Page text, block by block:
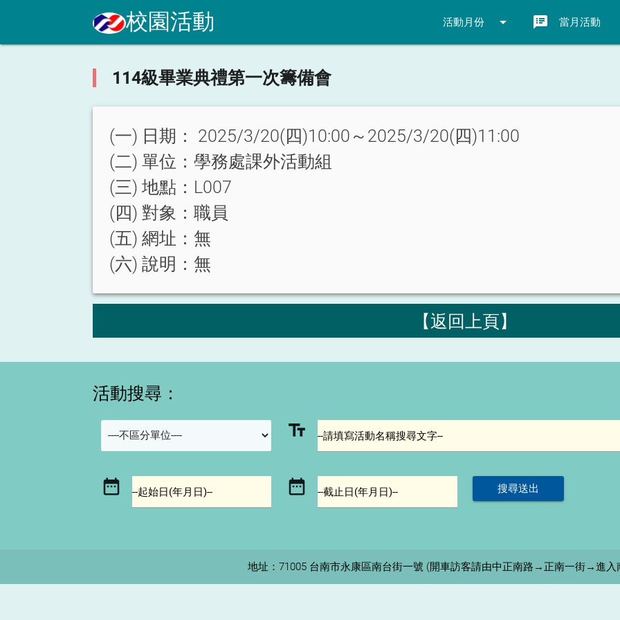
校園活動 活動月份 arrow_drop_down 當月活動
speaker_notes
114級畢業典禮第一次籌備會
(一) 日期： 2025/3/20(四)10:00～2025/3/20(四)11:00
(二) 單位：學務處課外活動組
(三) 地點： L007
(四) 對象：職員
(五) 網址：無
(六) 說明：無
【返回上頁】
活動搜尋：
text_fields --請填寫活動名稱搜尋文字--
date_range --起始日(年月日)-- date_range --截止日(年月日)--
地址：71005 台南市永康區南台街一號 (開車訪客請由中正南路→正南一街→進入